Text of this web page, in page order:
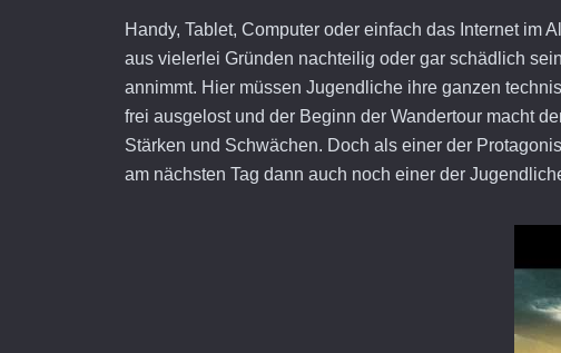
Handy, Tablet, Computer oder einfach das Internet
aus vielerlei Gründen nachteilig oder gar schädlich
annimmt. Hier müssen Jugendliche ihre ganzen
frei ausgelost und der Beginn der Wandertour macht
Stärken und Schwächen. Doch als einer der
am nächsten Tag dann auch noch einer der